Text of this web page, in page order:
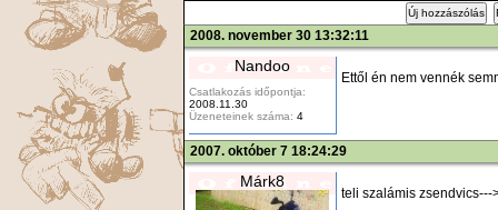
Új hozzászólás
2008. november 30 13:32:11
Nandoo
Csatlakozás időpontja:
2008.11.30
Üzeneteinek száma: 4
Ettől én nem vennék
2007. október 7 18:24:29
Márk8
teli szalámis